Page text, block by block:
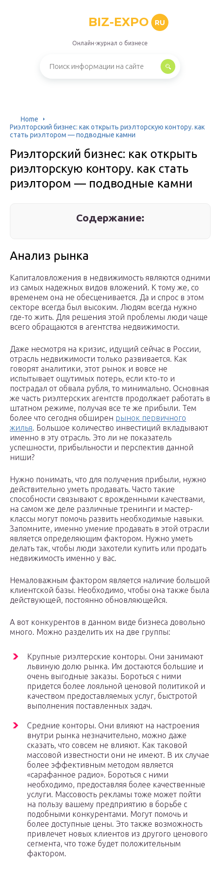
BIZ-EXPO RU
Онлайн-журнал о бизнесе
Home
Риэлторский бизнес: как открыть риэлторскую контору. как
стать риэлтором — подводные камни
Риэлторский бизнес: как открыть
риэлторскую контору. как стать
риэлтором — подводные камни
Содержание:
Анализ рынка
Капиталовложения в недвижимость являются одними
из самых надежных видов вложений. К тому же, со
временем она не обесценивается. Да и спрос в этом
секторе всегда был высоким. Людям всегда нужно
где-то жить. Для решения этой проблемы люди чаще
всего обращаются в агентства недвижимости.
Даже несмотря на кризис, идущий сейчас в России,
отрасль недвижимости только развивается. Как
говорят аналитики, этот рынок и вовсе не
испытывает ощутимых потерь, если кто-то и
пострадал от обвала рубля, то минимально. Основная
же часть риэлтерских агентств продолжает работать в
штатном режиме, получая все те же прибыли. Тем
более что сегодня обширен рынок первичного
жилья. Большое количество инвестиций вкладывают
именно в эту отрасль. Это ли не показатель
успешности, прибыльности и перспектив данной
ниши?
Нужно понимать, что для получения прибыли, нужно
действительно уметь продавать. Часто такие
способности связывают с врожденными качествами,
на самом же деле различные тренинги и мастер-
классы могут помочь развить необходимые навыки.
Запомните, именно умение продавать в этой отрасли
является определяющим фактором. Нужно уметь
делать так, чтобы люди захотели купить или продать
недвижимость именно у вас.
Немаловажным фактором является наличие большой
клиентской базы. Необходимо, чтобы она также была
действующей, постоянно обновляющейся.
А вот конкурентов в данном виде бизнеса довольно
много. Можно разделить их на две группы:
Крупные риэлтерские конторы. Они занимают
львиную долю рынка. Им достаются большие и
очень выгодные заказы. Бороться с ними
придется более лояльной ценовой политикой и
качеством предоставляемых услуг, быстротой
выполнения поставленных задач.
Средние конторы. Они влияют на настроения
внутри рынка незначительно, можно даже
сказать, что совсем не влияют. Как таковой
массовой известности они не имеют. В их случае
более эффективным методом является
«сарафанное радио». Бороться с ними
необходимо, предоставляя более качественные
услуги. Массовость рекламы тоже может пойти
на пользу вашему предприятию в борьбе с
подобными конкурентами. Могут помочь и
более доступные цены. Это также возможность
привлечет новых клиентов из другого ценового
сегмента, что тоже будет положительным
фактором.